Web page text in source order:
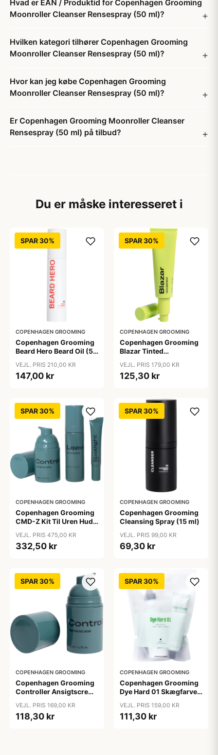
Hvad er EAN / Produktid for Copenhagen Grooming
Moonroller Cleanser Rensespray (50 ml)?
Hvilken kategori tilhører Copenhagen Grooming
Moonroller Cleanser Rensespray (50 ml)?
Hvor kan jeg købe Copenhagen Grooming
Moonroller Cleanser Rensespray (50 ml)?
Er Copenhagen Grooming Moonroller Cleanser
Rensespray (50 ml) på tilbud?
Du er måske interesseret i
SPAR 30%
COPENHAGEN GROOMING
Copenhagen Grooming
Beard Hero Beard Oil (50
VEJL. PRIS 210,00 KR
147,00 kr
SPAR 30%
COPENHAGEN GROOMING
Copenhagen Grooming
Blazar Tinted
VEJL. PRIS 179,00 KR
125,30 kr
SPAR 30%
COPENHAGEN GROOMING
Copenhagen Grooming
CMD-Z Kit Til Uren Hud
VEJL. PRIS 475,00 KR
332,50 kr
SPAR 30%
COPENHAGEN GROOMING
Copenhagen Grooming
Cleansing Spray (15 ml)
VEJL. PRIS 99,00 KR
69,30 kr
SPAR 30%
COPENHAGEN GROOMING
Copenhagen Grooming
Controller Ansigtscreme
VEJL. PRIS 169,00 KR
118,30 kr
SPAR 30%
COPENHAGEN GROOMING
Copenhagen Grooming
Dye Hard 01 Skægfarve
VEJL. PRIS 159,00 KR
111,30 kr